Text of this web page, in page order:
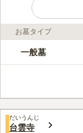
ライフドット編集部
日比谷線
す。永代
口コミ評価
みんなの評価
お墓タイプ
一般墓
だいうんじ
台雲寺